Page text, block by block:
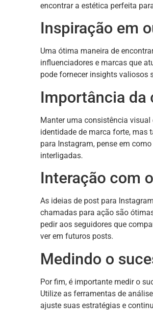
encontrar a estética perfeita
Inspiração em
Uma ótima maneira de
influenciadores e marcas que
pode fornecer insights valiosos
Importância da
Manter uma consistência
identidade de marca forte, mas
para Instagram, pense em
interligadas.
Interação com
As ideias de post para
chamadas para ação são
pedir aos seguidores que
ver em futuros posts.
Medindo o
Por fim, é importante medir o
Utilize as ferramentas de
ajuste suas estratégias e